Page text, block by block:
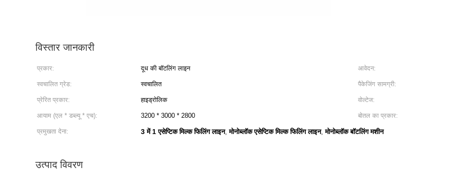
विस्तार जानकारी
प्रकार: दूध की बॉटलिंग लाइन आवेदन:
स्वचालित ग्रेड: स्वचालित पैकेजिंग सामग्री:
प्रेरित प्रकार: हाइड्रोलिक वोल्टेज:
आयाम (एल * डब्ल्यू * एच): 3200 * 3000 * 2800 बोतल का प्रकार:
प्रमुखता देना: 3 में 1 एसेप्टिक मिल्क फिलिंग लाइन,मोनोब्लॉक एसेप्टिक मिल्क फिलिंग लाइन,मोनोब्लॉक बॉटलिंग मशीन
उत्पाद विवरण